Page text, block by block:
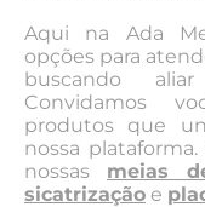
Aqui na Ada
opções para
buscando
Convidamos
produtos que
nossa
nossas meias
sicatrização e